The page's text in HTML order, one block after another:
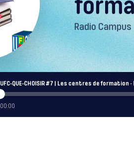
Radio Campus
UFC-QUE-CHOISIR #7 | Les centres de formation -
00:00